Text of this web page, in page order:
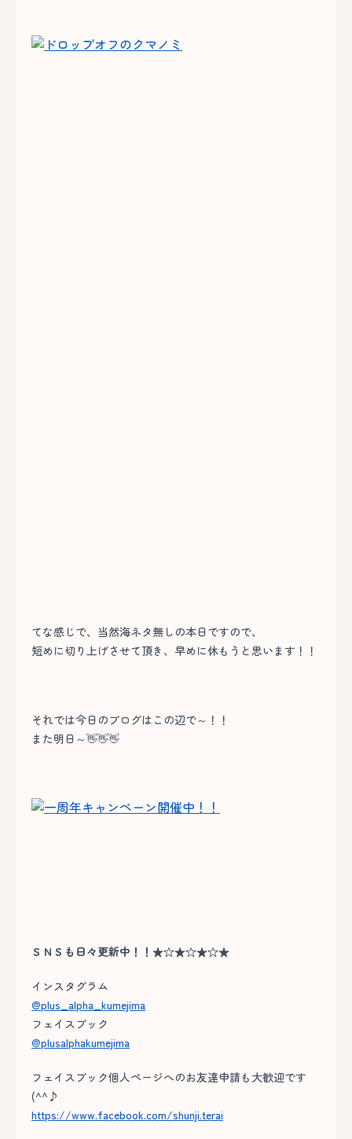
てな感じで、当然海ネタ無しの本日ですので、
短めに切り上げさせて頂き、早めに休もうと思います！！
それでは今日のブログはこの辺で～！！
また明日～👋👋👋
ＳＮＳも日々更新中！！★☆★☆★☆★
インスタグラム
@plus_alpha_kumejima
フェイスブック
@plusalphakumejima
フェイスブック個人ページへのお友達申請も大歓迎です
(^^♪
https://www.facebook.com/shunji.terai